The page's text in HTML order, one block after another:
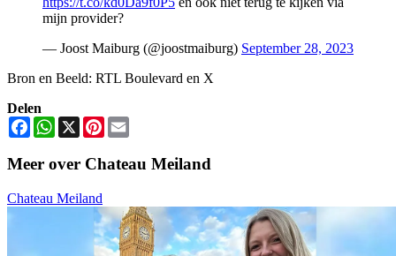
mijn provider?
— Joost Maiburg (@joostmaiburg) September 28, 2023
Bron en Beeld: RTL Boulevard en X
Delen
FacebookWhatsApp
X Pinterest
Meer over Chateau Meiland
Chateau Meiland